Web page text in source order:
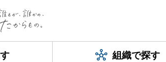
組織で探す